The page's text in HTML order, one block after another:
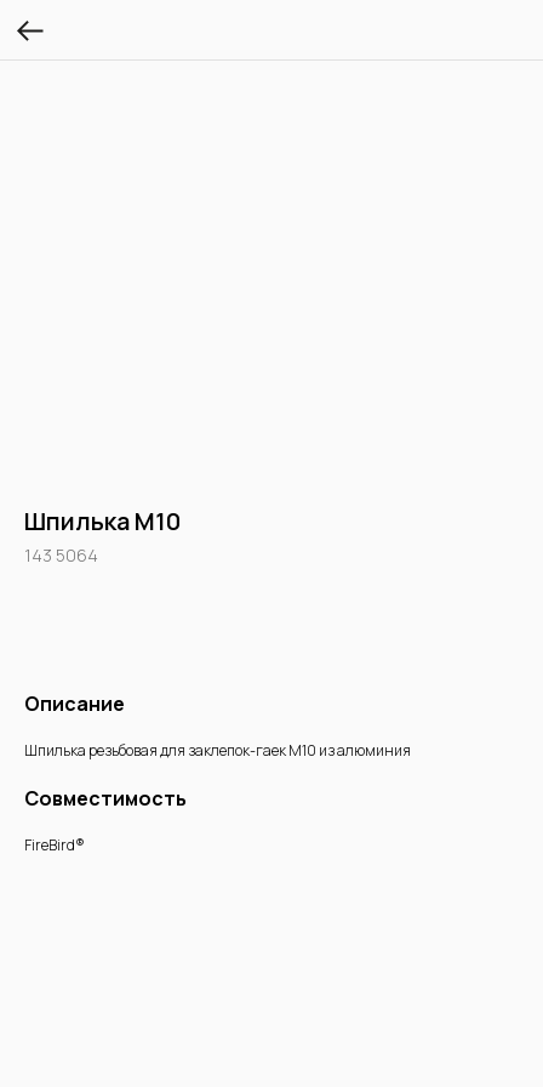
Шпилька М10
143 5064
Описание
Шпилька резьбовая для заклепок-гаек М10 из алюминия
Совместимость
FireBird®